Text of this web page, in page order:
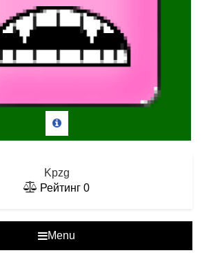
Kpzg
Рейтинг 0
Menu